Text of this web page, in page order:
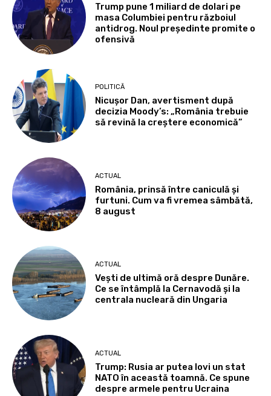
Trump pune 1 miliard de dolari pe
masa Columbiei pentru războiul
antidrog. Noul președinte promite o
ofensivă
POLITICĂ
Nicușor Dan, avertisment după
decizia Moody’s: „România trebuie
să revină la creștere economică”
ACTUAL
România, prinsă între caniculă și
furtuni. Cum va fi vremea sâmbătă,
8 august
ACTUAL
Vești de ultimă oră despre Dunăre.
Ce se întâmplă la Cernavodă și la
centrala nucleară din Ungaria
ACTUAL
Trump: Rusia ar putea lovi un stat
NATO în această toamnă. Ce spune
despre armele pentru Ucraina